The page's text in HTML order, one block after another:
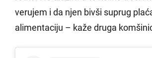
verujem i da njen bivši suprug
alimentaciju – kaže druga